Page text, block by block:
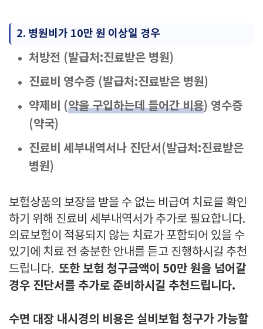
2. 병원비가 10만 원 이상일 경우
처방전 (발급처:진료받은 병원)
진료비 영수증 (발급처:진료받은 병원)
약제비 (약을 구입하는데 들어간 비용) 영수증
(약국)
진료비 세부내역서나 진단서(발급처:진료받은
병원)
보험상품의 보장을 받을 수 없는 비급여 치료를 확인
하기 위해 진료비 세부내역서가 추가로 필요합니다.
의료보험이 적용되지 않는 치료가 포함되어 있을 수
있기에 치료 전 충분한 안내를 듣고 진행하시길 추천
드립니다. 또한 보험 청구금액이 50만 원을 넘어갈
경우 진단서를 추가로 준비하시길 추천드립니다.
수면 대장 내시경의 비용은 실비보험 청구가 가능할